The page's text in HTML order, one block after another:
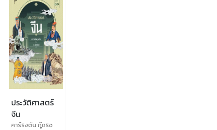
ประวัติศาสตร์
จีน
คาร์ริงตัน กู๊ดริช